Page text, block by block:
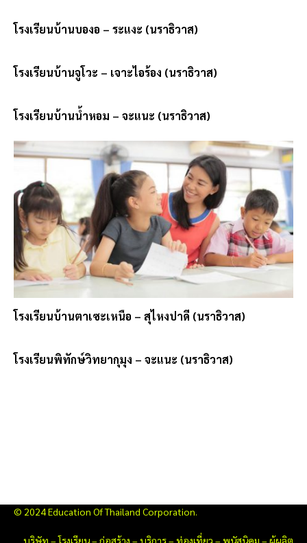
โรงเรียนบ้านบองอ – ระแงะ (นราธิวาส)
โรงเรียนบ้านจูโวะ – เจาะไอร้อง (นราธิวาส)
โรงเรียนบ้านน้ำหอม – จะแนะ (นราธิวาส)
โรงเรียนบ้านตาเซะเหนือ – สุไหงปาดี (นราธิวาส)
โรงเรียนพิทักษ์วิทยากุมุง – จะแนะ (นราธิวาส)
© 2024 Education Of Thailand Corporation.
บริษัท –โรงเรียน– ก่อสร้าง – บริการ– ท่องเที่ยว – พนัสนิคม – ผู้ผลิต